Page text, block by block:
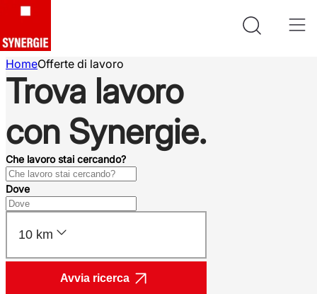
HomeOfferte di lavoro
Trova lavoro
con Synergie.
Che lavoro stai cercando?
Dove
10 km
Avvia ricerca